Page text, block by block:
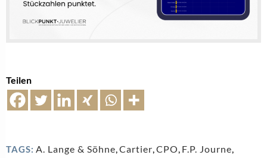
Teilen
TAGS: A. Lange & Söhne,Cartier,CPO, F.P. Journe,